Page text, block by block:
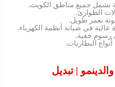
الطوارئ.
بعمر طويل.
في صيانة أنظمة الكهرباء.
رسوم خفية.
البطاريات.
| تبديل